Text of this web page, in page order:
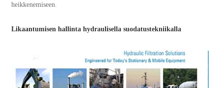
heikkenemiseen.
Likaantumisen hallinta hydraulisella suodatustekniikalla